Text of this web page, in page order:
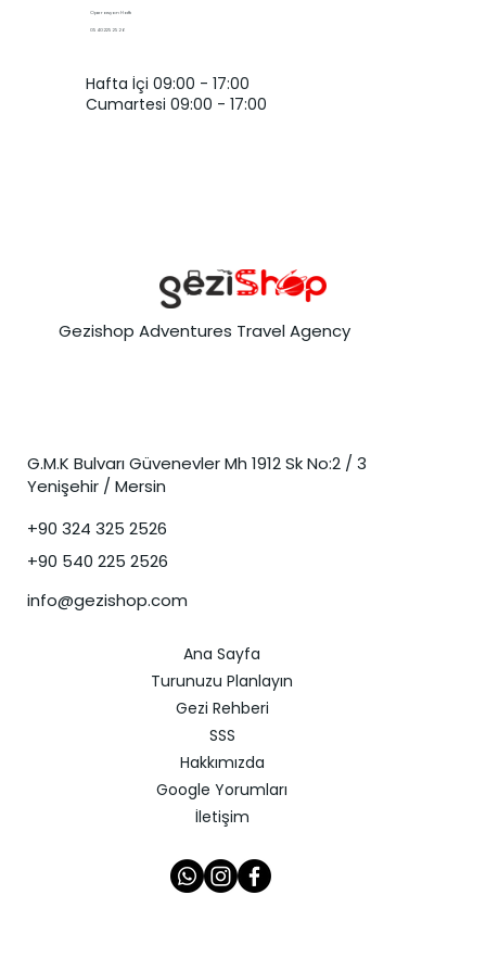
Operasyon Hattı
0540 225 25 26
Hafta İçi 09:00 - 17:00
Cumartesi 09:00 - 17:00
Ana Sayfa
Turunuzu Planlayın
Gezi Rehberi
SSS
Hakkımızda
Google Yorumları
İletişim
G.M.K Bulvarı Güvenevler Mh 1912 Sk No:2 / 3
Yenişehir / Mersin
+90 324 325 2526
+90 540 225 2526
info@gezishop.com
Gezishop Adventures Travel Agency